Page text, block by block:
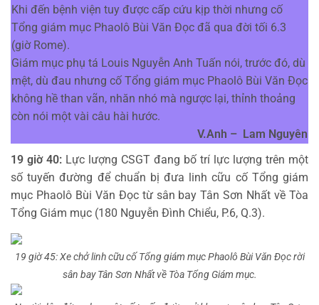
Khi đến bệnh viện tuy được cấp cứu kịp thời nhưng cố
Tổng giám mục Phaolô Bùi Văn Đọc đã qua đời tối 6.3
(giờ Rome).
Giám mục phụ tá Louis Nguyễn Anh Tuấn nói, trước đó, dù
mệt, dù đau nhưng cố Tổng giám mục Phaolô Bùi Văn Đọc
không hề than vãn, nhăn nhó mà ngược lại, thỉnh thoảng
còn nói một vài câu hài hước.
V.Anh – Lam Nguyên
19 giờ 40: Lực lượng CSGT đang bố trí lực lượng trên một
số tuyến đường để chuẩn bị đưa linh cữu cố Tổng giám
mục Phaolô Bùi Văn Đọc từ sân bay Tân Sơn Nhất về Tòa
Tổng Giám mục (180 Nguyễn Đình Chiểu, P.6, Q.3).
19 giờ 45: Xe chở linh cữu cố Tổng giám mục Phaolô Bùi Văn Đọc rời
sân bay Tân Sơn Nhất về Tòa Tổng Giám mục.